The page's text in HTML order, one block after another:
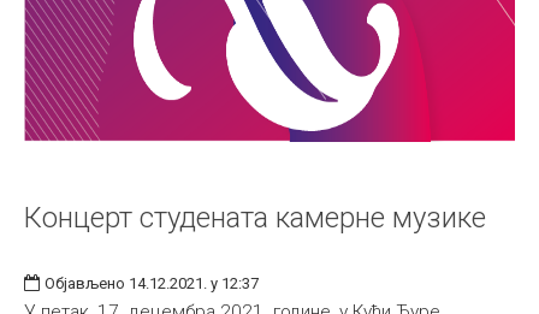
Концерт студената камерне музике
Објављено 14.12.2021. у 12:37